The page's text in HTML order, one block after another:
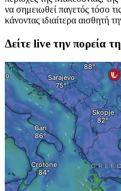
να σημειωθεί παγετός τόσο
κάνοντας ιδιαίτερα αισθητή
Δείτε live την πορεία